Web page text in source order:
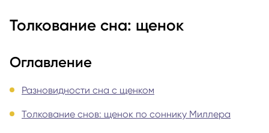
Толкование сна: щенок
Оглавление
Разновидности сна с щенком
Толкование снов: щенок по соннику Миллера